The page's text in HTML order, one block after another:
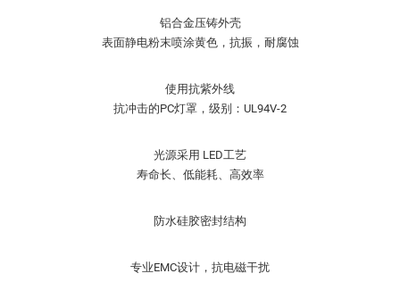
铝合金压铸外壳
表面静电粉末喷涂黄色，抗振，耐腐蚀
使用抗紫外线
抗冲击的PC灯罩，级别：UL94V-2
光源采用 LED工艺
寿命长、低能耗、高效率
防水硅胶密封结构
专业EMC设计，抗电磁干扰